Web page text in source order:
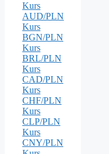
Kurs
AUD/PLN
Kurs
BGN/PLN
Kurs
BRL/PLN
Kurs
CAD/PLN
Kurs
CHF/PLN
Kurs
CLP/PLN
Kurs
CNY/PLN